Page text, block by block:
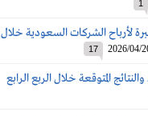
1
لأرباح الشركات السعودية خلال
2026/04/
17
المتوقعة خلال الربع الرابع